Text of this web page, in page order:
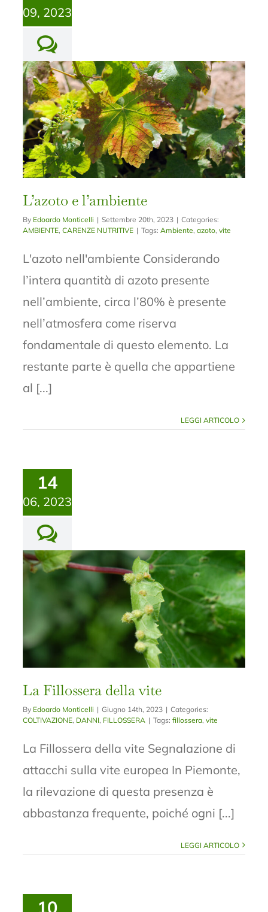
09, 2023
L’azoto e l’ambiente
By Edoardo Monticelli | Settembre 20th, 2023 | Categories:
AMBIENTE,CARENZE NUTRITIVE | Tags:Ambiente,azoto,vite
L'azoto nell'ambiente Considerando
l’intera quantità di azoto presente
nell’ambiente, circa l’80% è presente
nell’atmosfera come riserva
fondamentale di questo elemento. La
restante parte è quella che appartiene
al [...]
LEGGI ARTICOLO
14
06, 2023
La Fillossera della vite
By Edoardo Monticelli | Giugno 14th, 2023 | Categories:
COLTIVAZIONE, DANNI, FILLOSSERA | Tags:fillossera,vite
La Fillossera della vite Segnalazione di
attacchi sulla vite europea In Piemonte,
la rilevazione di questa presenza è
abbastanza frequente, poiché ogni [...]
LEGGI ARTICOLO
10